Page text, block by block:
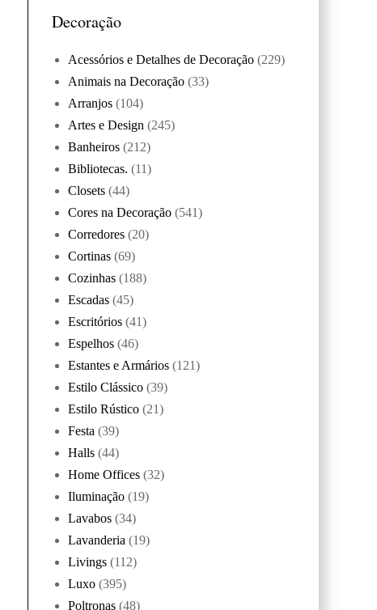
Decoração
Acessórios e Detalhes de Decoração (229)
Animais na Decoração (33)
Arranjos (104)
Artes e Design (245)
Banheiros (212)
Bibliotecas. (11)
Closets (44)
Cores na Decoração (541)
Corredores (20)
Cortinas (69)
Cozinhas (188)
Escadas (45)
Escritórios (41)
Espelhos (46)
Estantes e Armários (121)
Estilo Clássico (39)
Estilo Rústico (21)
Festa (39)
Halls (44)
Home Offices (32)
Iluminação (19)
Lavabos (34)
Lavanderia (19)
Livings (112)
Luxo (395)
Poltronas (48)